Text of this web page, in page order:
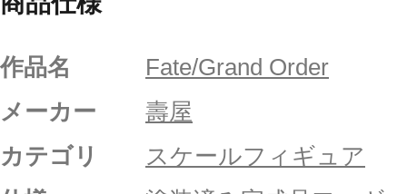
作品名
Fate/Grand Order
メーカー
壽屋
カテゴリ
スケールフィギュア